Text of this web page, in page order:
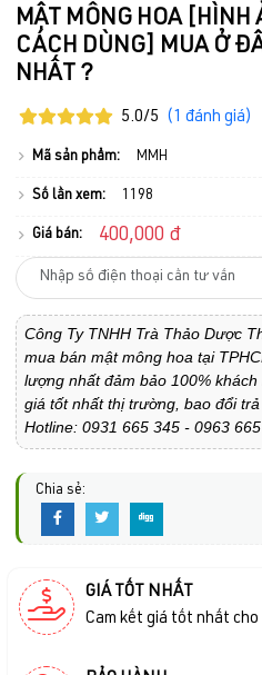
MẬT MÔNG HOA [HÌNH
CÁCH DÙNG] MUA Ở
NHẤT ?
5.0/5 (1 đánh giá)
Mã sản phẩm: MMH
Số lần xem: 1198
Giá bán: 400,000 đ
Công Ty TNHH Trà Thảo Dược
mua bán mật mông hoa tại
lượng nhất đảm bảo 100%
giá tốt nhất thị trường, bao đổi
Hotline: 0931 665 345 - 0963
Chia sẻ:
GIÁ TỐT NHẤT
Cam kết giá tốt nhất cho